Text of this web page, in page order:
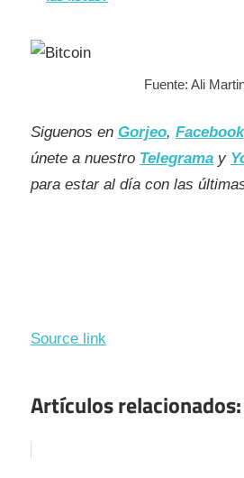
Fuente: Ali
Siguenos en Gorjeo, Facebook
únete a nuestro Telegrama y
para estar al día con las
Source link
Artículos relacionados: